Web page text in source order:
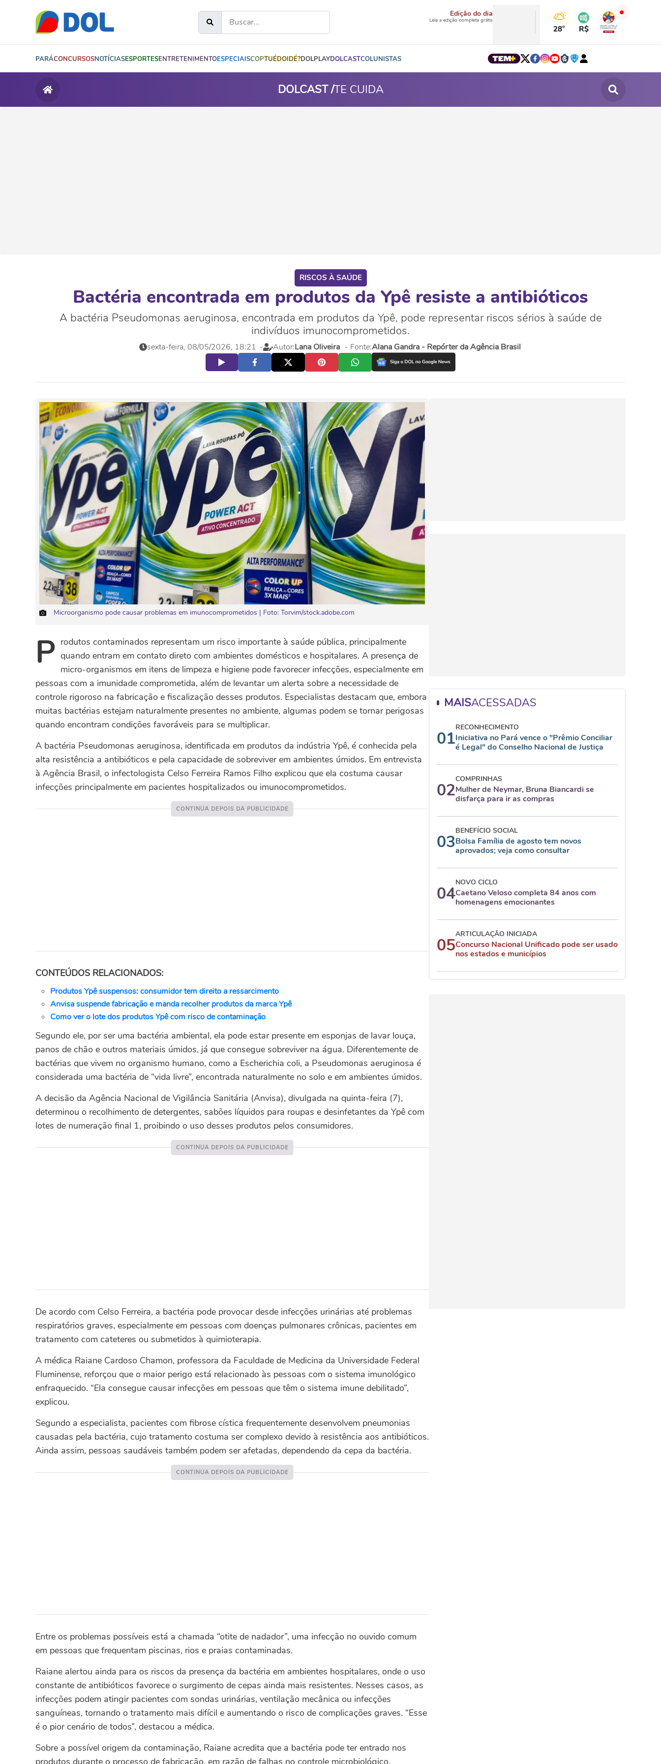
Edição do dia
Leia a edição completa grátis
28° R$
PARÁCONCURSOSNOTÍCIASESPORTESENTRETENIMENTOESPECIAISCOPTUÉDOIDÉ?DOLPLAYDOLCASTCOLUNISTAS
DOLCAST /TE CUIDA
RISCOS À SAÚDE
Bactéria encontrada em produtos da Ypê resiste a antibióticos
A bactéria Pseudomonas aeruginosa, encontrada em produtos da Ypê, pode representar riscos sérios à saúde de
indivíduos imunocomprometidos.
sexta-feira, 08/05/2026, 18:21 - Autor:Lana Oliveira - Fonte:Alana Gandra - Repórter da Agência Brasil
Microorganismo pode causar problemas em imunocomprometidos | Foto: Torvim/stock.adobe.com
Produtos contaminados representam um risco importante à saúde pública, principalmente
quando entram em contato direto com ambientes domésticos e hospitalares. A presença de
micro-organismos em itens de limpeza e higiene pode favorecer infecções, especialmente em
pessoas com a imunidade comprometida, além de levantar um alerta sobre a necessidade de
controle rigoroso na fabricação e fiscalização desses produtos. Especialistas destacam que, embora
muitas bactérias estejam naturalmente presentes no ambiente, algumas podem se tornar perigosas
quando encontram condições favoráveis para se multiplicar.
A bactéria Pseudomonas aeruginosa, identificada em produtos da indústria Ypê, é conhecida pela
alta resistência a antibióticos e pela capacidade de sobreviver em ambientes úmidos. Em entrevista
à Agência Brasil, o infectologista Celso Ferreira Ramos Filho explicou que ela costuma causar
infecções principalmente em pacientes hospitalizados ou imunocomprometidos.
CONTEÚDOS RELACIONADOS:
Produtos Ypê suspensos: consumidor tem direito a ressarcimento
Anvisa suspende fabricação e manda recolher produtos da marca Ypê
Como ver o lote dos produtos Ypê com risco de contaminação
Segundo ele, por ser uma bactéria ambiental, ela pode estar presente em esponjas de lavar louça,
panos de chão e outros materiais úmidos, já que consegue sobreviver na água. Diferentemente de
bactérias que vivem no organismo humano, como a Escherichia coli, a Pseudomonas aeruginosa é
considerada uma bactéria de “vida livre”, encontrada naturalmente no solo e em ambientes úmidos.
A decisão da Agência Nacional de Vigilância Sanitária (Anvisa), divulgada na quinta-feira (7),
determinou o recolhimento de detergentes, sabões líquidos para roupas e desinfetantes da Ypê com
lotes de numeração final 1, proibindo o uso desses produtos pelos consumidores.
De acordo com Celso Ferreira, a bactéria pode provocar desde infecções urinárias até problemas
respiratórios graves, especialmente em pessoas com doenças pulmonares crônicas, pacientes em
tratamento com cateteres ou submetidos à quimioterapia.
A médica Raiane Cardoso Chamon, professora da Faculdade de Medicina da Universidade Federal
Fluminense, reforçou que o maior perigo está relacionado às pessoas com o sistema imunológico
enfraquecido. “Ela consegue causar infecções em pessoas que têm o sistema imune debilitado”,
explicou.
Segundo a especialista, pacientes com fibrose cística frequentemente desenvolvem pneumonias
causadas pela bactéria, cujo tratamento costuma ser complexo devido à resistência aos antibióticos.
Ainda assim, pessoas saudáveis também podem ser afetadas, dependendo da cepa da bactéria.
Entre os problemas possíveis está a chamada “otite de nadador”, uma infecção no ouvido comum
em pessoas que frequentam piscinas, rios e praias contaminadas.
Raiane alertou ainda para os riscos da presença da bactéria em ambientes hospitalares, onde o uso
constante de antibióticos favorece o surgimento de cepas ainda mais resistentes. Nesses casos, as
infecções podem atingir pacientes com sondas urinárias, ventilação mecânica ou infecções
sanguíneas, tornando o tratamento mais difícil e aumentando o risco de complicações graves. “Esse
é o pior cenário de todos”, destacou a médica.
Sobre a possível origem da contaminação, Raiane acredita que a bactéria pode ter entrado nos
produtos durante o processo de fabricação, em razão de falhas no controle microbiológico.
MAISACESSADAS
01
RECONHECIMENTO
Iniciativa no Pará vence o "Prêmio Conciliar
é Legal" do Conselho Nacional de Justiça
02
COMPRINHAS
Mulher de Neymar, Bruna Biancardi se
disfarça para ir as compras
03
BENEFÍCIO SOCIAL
Bolsa Família de agosto tem novos
aprovados; veja como consultar
04
NOVO CICLO
Caetano Veloso completa 84 anos com
homenagens emocionantes
05
ARTICULAÇÃO INICIADA
Concurso Nacional Unificado pode ser usado
nos estados e municípios